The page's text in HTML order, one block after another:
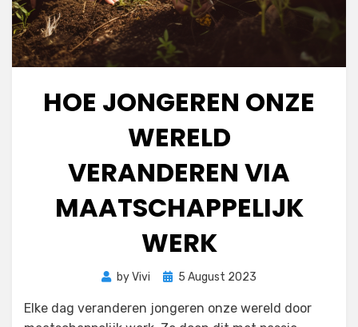
HOE JONGEREN ONZE
WERELD
VERANDEREN VIA
MAATSCHAPPELIJK
WERK
byVivi
Posted
5 August 2023
Elke dag veranderen jongeren onze wereld door